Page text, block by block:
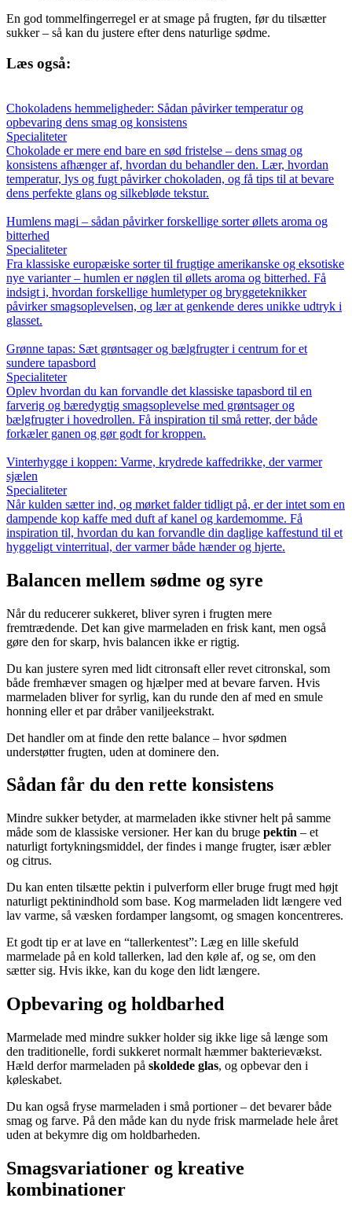
En god tommelfingerregel er at smage på frugten, før du tilsætter
sukker – så kan du justere efter dens naturlige sødme.
Læs også:
Chokoladens hemmeligheder: Sådan påvirker temperatur og
opbevaring dens smag og konsistens
Specialiteter
Chokolade er mere end bare en sød fristelse – dens smag og
konsistens afhænger af, hvordan du behandler den. Lær, hvordan
temperatur, lys og fugt påvirker chokoladen, og få tips til at bevare
dens perfekte glans og silkebløde tekstur.
Humlens magi – sådan påvirker forskellige sorter øllets aroma og
bitterhed
Specialiteter
Fra klassiske europæiske sorter til frugtige amerikanske og eksotiske
nye varianter – humlen er nøglen til øllets aroma og bitterhed. Få
indsigt i, hvordan forskellige humletyper og bryggeteknikker
påvirker smagsoplevelsen, og lær at genkende deres unikke udtryk i
glasset.
Grønne tapas: Sæt grøntsager og bælgfrugter i centrum for et
sundere tapasbord
Specialiteter
Oplev hvordan du kan forvandle det klassiske tapasbord til en
farverig og bæredygtig smagsoplevelse med grøntsager og
bælgfrugter i hovedrollen. Få inspiration til små retter, der både
forkæler ganen og gør godt for kroppen.
Vinterhygge i koppen: Varme, krydrede kaffedrikke, der varmer
sjælen
Specialiteter
Når kulden sætter ind, og mørket falder tidligt på, er der intet som en
dampende kop kaffe med duft af kanel og kardemomme. Få
inspiration til, hvordan du kan forvandle din daglige kaffestund til et
hyggeligt vinterritual, der varmer både hænder og hjerte.
Balancen mellem sødme og syre
Når du reducerer sukkeret, bliver syren i frugten mere
fremtrædende. Det kan give marmeladen en frisk kant, men også
gøre den for skarp, hvis balancen ikke er rigtig.
Du kan justere syren med lidt citronsaft eller revet citronskal, som
både fremhæver smagen og hjælper med at bevare farven. Hvis
marmeladen bliver for syrlig, kan du runde den af med en smule
honning eller et par dråber vaniljeekstrakt.
Det handler om at finde den rette balance – hvor sødmen
understøtter frugten, uden at dominere den.
Sådan får du den rette konsistens
Mindre sukker betyder, at marmeladen ikke stivner helt på samme
måde som de klassiske versioner. Her kan du bruge pektin – et
naturligt fortykningsmiddel, der findes i mange frugter, især æbler
og citrus.
Du kan enten tilsætte pektin i pulverform eller bruge frugt med højt
naturligt pektinindhold som base. Kog marmeladen lidt længere ved
lav varme, så væsken fordamper langsomt, og smagen koncentreres.
Et godt tip er at lave en “tallerkentest”: Læg en lille skefuld
marmelade på en kold tallerken, lad den køle af, og se, om den
sætter sig. Hvis ikke, kan du koge den lidt længere.
Opbevaring og holdbarhed
Marmelade med mindre sukker holder sig ikke lige så længe som
den traditionelle, fordi sukkeret normalt hæmmer bakterievækst.
Hæld derfor marmeladen på skoldede glas, og opbevar den i
køleskabet.
Du kan også fryse marmeladen i små portioner – det bevarer både
smag og farve. På den måde kan du nyde frisk marmelade hele året
uden at bekymre dig om holdbarheden.
Smagsvariationer og kreative
kombinationer